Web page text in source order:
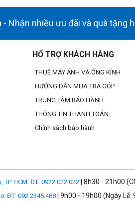
- Nhận nhiều ưu đãi và quà tặng
HỔ TRỢ KHÁCH HÀNG
THUÊ MÁY ẢNH VÀ ỐNG KÍNH
HƯỚNG DẪN MUA TRẢ GÓP
TRUNG TÂM BẢO HÀNH
THÔNG TIN THANH TOÁN
Chính sách bảo hành
HCM. ĐT: 0922 022 022 | 8h30 - 21h00
ĐT: 092.2345.488 | 9h00 - 19h00 (Ngày